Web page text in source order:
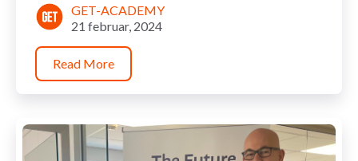
GET-ACADEMY
21 februar, 2024
Read More